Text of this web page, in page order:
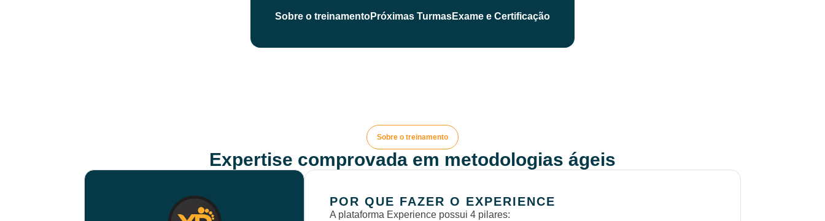
Sobre o treinamentoPróximas TurmasExame e Certificação
Sobre o treinamento
Expertise comprovada em metodologias ágeis
POR QUE FAZER O EXPERIENCE
A plataforma Experience possui 4 pilares: